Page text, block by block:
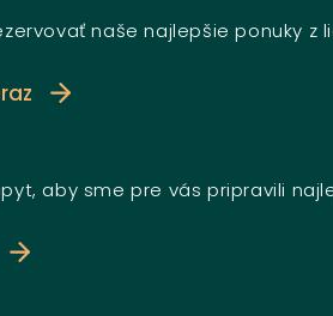
naše najlepšie ponuky
aby sme pre vás pripravili